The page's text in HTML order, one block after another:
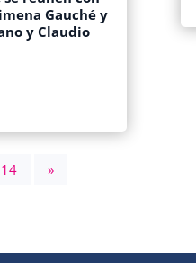
Gauché y
y Claudio
14 »